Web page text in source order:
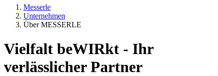
Messerle
Unternehmen
Über MESSERLE
Vielfalt beWIRkt - Ihr
verlässlicher Partner